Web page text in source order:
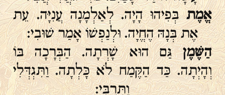
אֱמֶתבְּפִיהוּ הָיָה. לְאַלְמָנָה עֲנִיָּה. עֵת
אֶת בְּנָהּ הֶחֱיָה. וּלְנַפְשׁוֹ אָמַר שׁוּבִי:
הַשֶּׁמֶןגַּם הוּא שָׁרְתָה. הַבְּרָכָה בּוֹ
וְהָיְתָה. כַּד הַקֶּמַח לֹא כָּלְתָה. וַתִּגְדְּלִי
וַתִּרְבִּי: